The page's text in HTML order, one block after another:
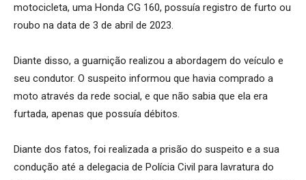
motocicleta, uma Honda CG 160, possuía registro de furto ou
roubo na data de 3 de abril de 2023.
Diante disso, a guarnição realizou a abordagem do veículo e
seu condutor. O suspeito informou que havia comprado a
moto através da rede social, e que não sabia que ela era
furtada, apenas que possuía débitos.
Diante dos fatos, foi realizada a prisão do suspeito e a sua
condução até a delegacia de Polícia Civil para lavratura do